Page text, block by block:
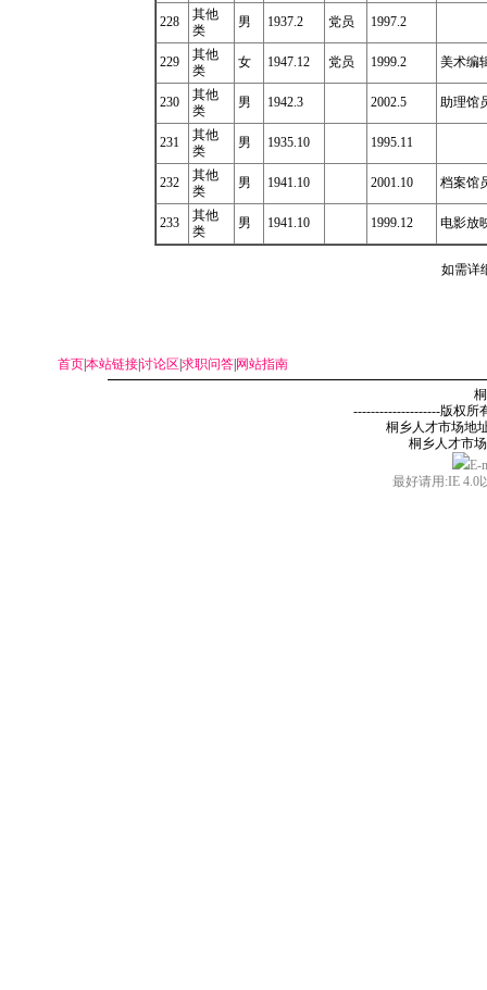
228
其他
类
男 1937.2 党员 1997.2
229
其他
类
女 1947.12 党员 1999.2 美术编
230
其他
类
男 1942.3 2002.5 助理馆
231
其他
类
男 1935.10 1995.11
232
其他
类
男 1941.10 2001.10 档案馆
233
其他
类
男 1941.10 1999.12 电影放
如需详
首页本站链接讨论区 求职问答 网站指南
--------------------版权所
桐乡人才市场地
桐乡人才市
E-
最好请用:IE 4.0